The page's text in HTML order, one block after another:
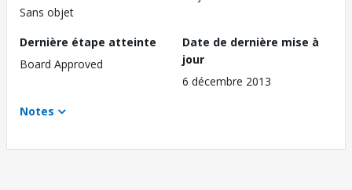
Sans objet
Dernière étape atteinte
Board Approved
Date de dernière mise à
jour
6 décembre 2013
Notes